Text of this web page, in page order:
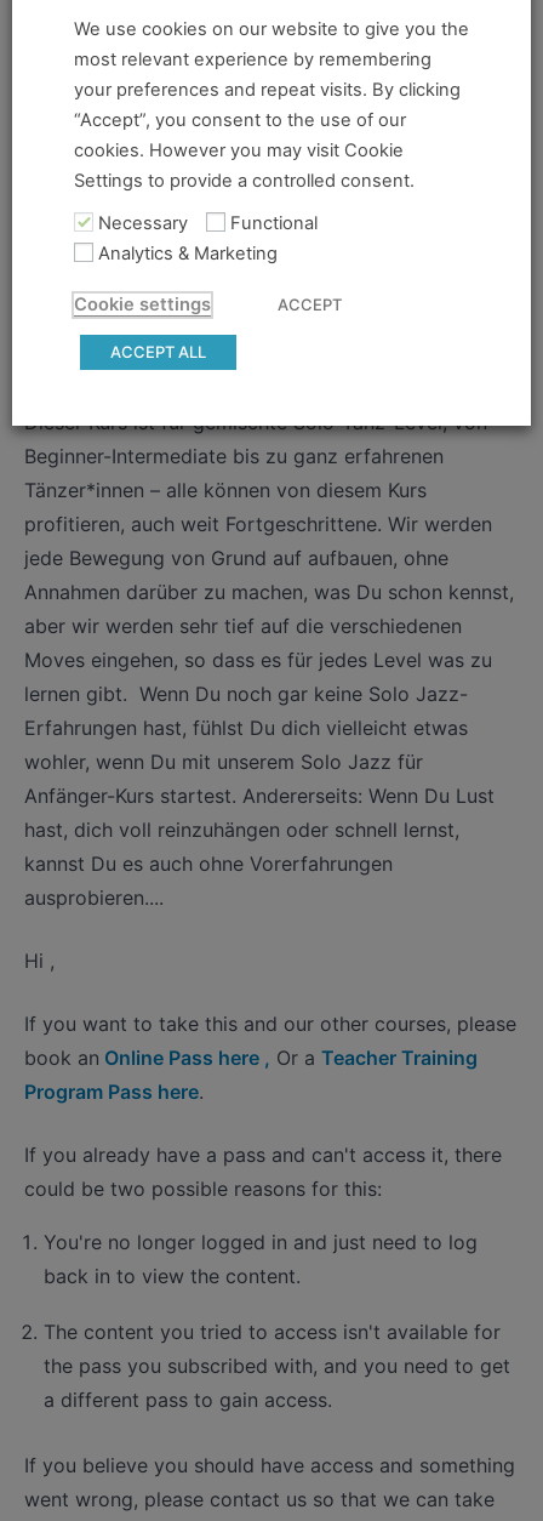
können. Aber Du kannst viel mehr als nur eine Routine
aus diesem Kurs mitnehmen! Du trainierst außerdem
wichtige Konzepte, die dein Tanzen insgesamt
verbessern werden:
Grundlegende Rhythmen, Groove und Haltung
Swingende Rhythmen; Ball-Changes, Half-Breaks
Klassische aber herausfordende Moves: Full-Breaks,
Eagle Slides, etc Kick-Bewegungen mit anderen
Jazz-Elementen kombinieren
Dieser Kurs ist für gemischte Solo-Tanz-Level, von
Beginner-Intermediate bis zu ganz erfahrenen
Tänzer*innen – alle können von diesem Kurs
profitieren, auch weit Fortgeschrittene. Wir werden
jede Bewegung von Grund auf aufbauen, ohne
Annahmen darüber zu machen, was Du schon kennst,
aber wir werden sehr tief auf die verschiedenen
Moves eingehen, so dass es für jedes Level was zu
lernen gibt. Wenn Du noch gar keine Solo Jazz-
Erfahrungen hast, fühlst Du dich vielleicht etwas
wohler, wenn Du mit unserem Solo Jazz für
Anfänger-Kurs startest. Andererseits: Wenn Du Lust
hast, dich voll reinzuhängen oder schnell lernst,
kannst Du es auch ohne Vorerfahrungen
ausprobieren....
Hi ,
If you want to take this and our other courses, please
book an Online Pass here , Or a Teacher Training
Program Pass here.
If you already have a pass and can't access it, there
could be two possible reasons for this:
You're no longer logged in and just need to log
back in to view the content.
The content you tried to access isn't available for
the pass you subscribed with, and you need to get
a different pass to gain access.
If you believe you should have access and something
went wrong, please contact us so that we can take
We use cookies on our website to give you the
most relevant experience by remembering
your preferences and repeat visits. By clicking
“Accept”, you consent to the use of our
cookies. However you may visit Cookie
Settings to provide a controlled consent.
Necessary
Functional
Analytics & Marketing
Cookie settings ACCEPT
ACCEPT ALL